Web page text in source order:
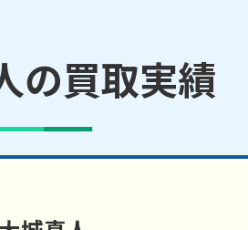
の買取実績